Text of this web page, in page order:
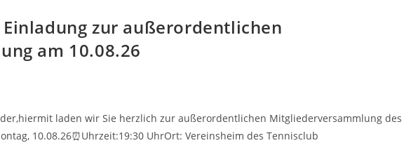
zur außerordentlichen
am 10.08.26
laden wir Sie herzlich zur außerordentlichen Mitgliederversammlung des
10.08.26⏰Uhrzeit:19:30 UhrOrt: Vereinsheim des Tennisclub